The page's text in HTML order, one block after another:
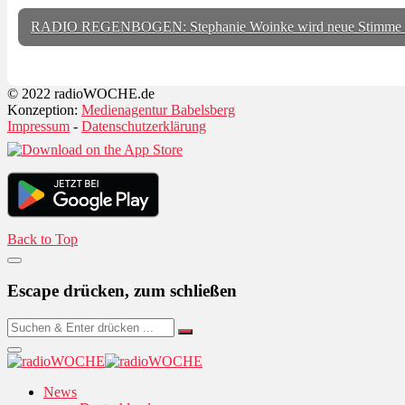
RADIO REGENBOGEN: Stephanie Woinke wird neue Stimme
© 2022 radioWOCHE.de
Konzeption: Medienagentur Babelsberg
Impressum - Datenschutzerklärung
Back to Top
Escape drücken, zum schließen
News